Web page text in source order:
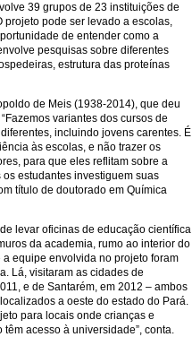
39 grupos de 23 instituições de
projeto pode ser levado a escolas,
de entender como a
pesquisas sobre diferentes
estrutura das proteínas
de Meis (1938-2014), que deu
variantes dos cursos de
incluindo jovens carentes. É
às escolas, e não trazer os
para que eles reflitam sobre a
estudantes investiguem suas
título de doutorado em Química
levar oficinas de educação científica
da academia, rumo ao interior do
a equipe envolvida no projeto foram
Lá, visitaram as cidades de
e de Santarém, em 2012 – ambos
a oeste do estado do Pará.
para locais onde crianças e
têm acesso à universidade”, conta.